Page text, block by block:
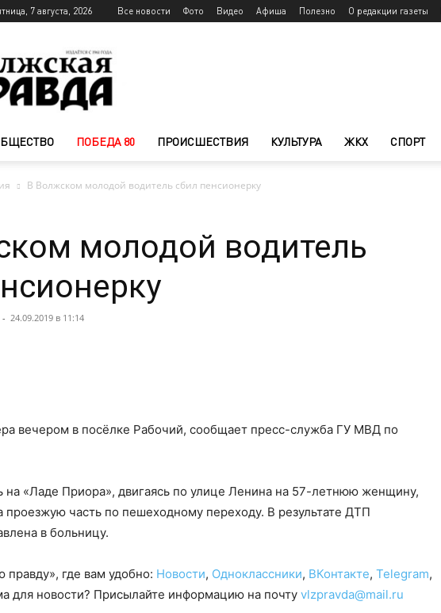
7 августа, 2026 Все новости Фото Видео Афиша Полезно О редакции газеты
Волжского
—
Волжская
ПОБЕДА 80 ПРОИСШЕСТВИЯ КУЛЬТУРА ЖКХ СПОРТ
В Волжском молодой водитель сбил пенсионерку
молодой водитель
- 24.09.2019 в 11:14
вечером в посёлке Рабочий, сообщает пресс-служба ГУ МВД по
на «Ладе Приора», двигаясь по улице Ленина на 57-летнюю женщину,
проезжую часть по пешеходному переходу. В результате ДТП
в больницу.
правду», где вам удобно: Новости, Одноклассники, ВКонтакте, Telegram,
для новости? Присылайте информацию на почту vlzpravda@mail.ru